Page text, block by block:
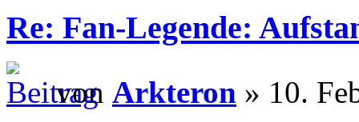
Re: Fan-Legende:
von Arkteron » 10.